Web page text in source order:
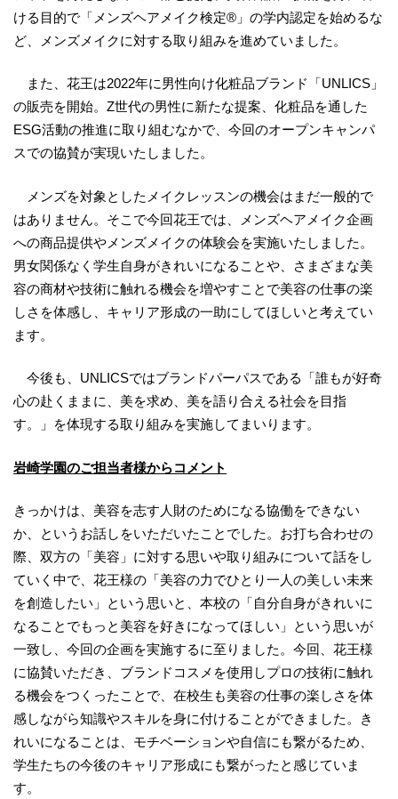
ける目的で「メンズヘアメイク検定®」の学内認定を始めるな
ど、メンズメイクに対する取り組みを進めていました。
また、花王は2022年に男性向け化粧品ブランド「UNLICS」
の販売を開始。Z世代の男性に新たな提案、化粧品を通した
ESG活動の推進に取り組むなかで、今回のオープンキャンパ
スでの協賛が実現いたしました。
メンズを対象としたメイクレッスンの機会はまだ一般的で
はありません。そこで今回花王では、メンズヘアメイク企画
への商品提供やメンズメイクの体験会を実施いたしました。
男女関係なく学生自身がきれいになることや、さまざまな美
容の商材や技術に触れる機会を増やすことで美容の仕事の楽
しさを体感し、キャリア形成の一助にしてほしいと考えてい
ます。
今後も、UNLICSではブランドパーパスである「誰もが好奇
心の赴くままに、美を求め、美を語り合える社会を目指
す。」を体現する取り組みを実施してまいります。
岩崎学園のご担当者様からコメント
きっかけは、美容を志す人財のためになる協働をできない
か、というお話しをいただいたことでした。お打ち合わせの
際、双方の「美容」に対する思いや取り組みについて話をし
ていく中で、花王様の「美容の力でひとり一人の美しい未来
を創造したい」という思いと、本校の「自分自身がきれいに
なることでもっと美容を好きになってほしい」という思いが
一致し、今回の企画を実施するに至りました。今回、花王様
に協賛いただき、ブランドコスメを使用しプロの技術に触れ
る機会をつくったことで、在校生も美容の仕事の楽しさを体
感しながら知識やスキルを身に付けることができました。き
れいになることは、モチベーションや自信にも繋がるため、
学生たちの今後のキャリア形成にも繋がったと感じていま
す。